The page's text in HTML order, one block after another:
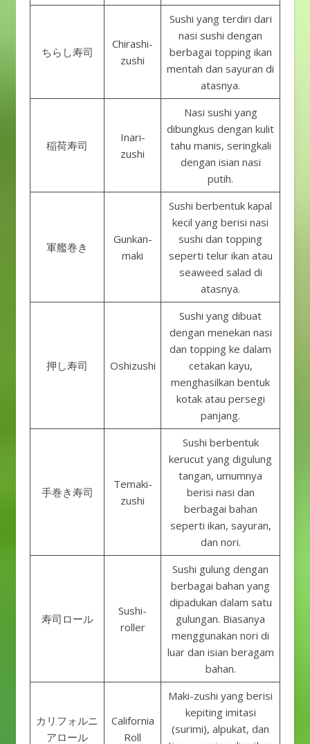
ちらし寿司
Chirashi-
zushi
Sushi yang terdiri dari
nasi sushi dengan
berbagai topping ikan
mentah dan sayuran di
atasnya.
稲荷寿司
Inari-
zushi
Nasi sushi yang
dibungkus dengan kulit
tahu manis, seringkali
dengan isian nasi
putih.
軍艦巻き
Gunkan-
maki
Sushi berbentuk kapal
kecil yang berisi nasi
sushi dan topping
seperti telur ikan atau
seaweed salad di
atasnya.
押し寿司 Oshizushi
Sushi yang dibuat
dengan menekan nasi
dan topping ke dalam
cetakan kayu,
menghasilkan bentuk
kotak atau persegi
panjang.
手巻き寿司
Temaki-
zushi
Sushi berbentuk
kerucut yang digulung
tangan, umumnya
berisi nasi dan
berbagai bahan
seperti ikan, sayuran,
dan nori.
寿司ロール
Sushi-
roller
Sushi gulung dengan
berbagai bahan yang
dipadukan dalam satu
gulungan. Biasanya
menggunakan nori di
luar dan isian beragam
bahan.
カリフォルニ
アロール
California
Roll
Maki-zushi yang berisi
kepiting imitasi
(surimi), alpukat, dan